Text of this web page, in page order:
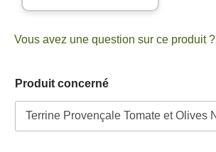
Vous avez une question sur ce produit ?
Produit concerné